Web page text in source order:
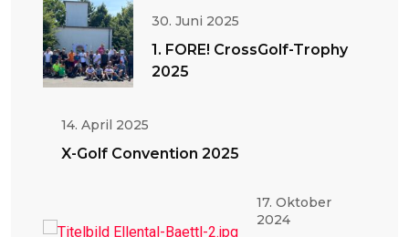
30. Juni 2025
1. FORE! CrossGolf-Trophy
2025
14. April 2025
X-Golf Convention 2025
17. Oktober
2024